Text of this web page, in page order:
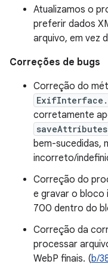
Atualizamos o
preferir dados
arquivo, em vez
Correções de bugs
Correção do
corretamente
bem-sucedidas,
incorreto/
Correção do
e gravar o bloco
700 dentro do
Correção da
processar
WebP finais. (b/